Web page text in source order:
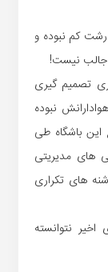
کم نبوده و
جالب نیست!
تصمیم گیری
نبوده
باشگاه طی
های مدیریتی
های تکراری
اخیر نتوانسته